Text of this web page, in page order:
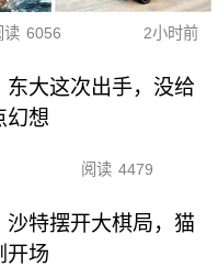
读 6056 2小时前
东大这次出手，没给
幻想
阅读 4479
沙特摆开大棋局，猫
开场